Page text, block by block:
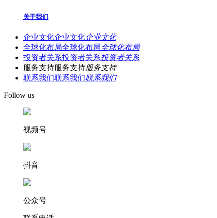
关于我们
企业文化企业文化企业文化
全球化布局全球化布局全球化布局
投资者关系投资者关系投资者关系
服务支持服务支持服务支持
联系我们联系我们联系我们
Follow us
视频号
抖音
公众号